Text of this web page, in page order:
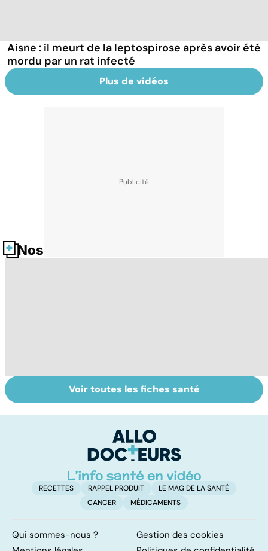
Aisne : il meurt de la leptospirose après avoir été
mordu par un rat infecté
Plus de vidéos
Nos fiches santé
Tout savoir sur
les infections
Inflammation des
amygdales : que
d'angine ?
Voir toutes les fiches santé
RECETTES RAPPEL PRODUIT
LE MAG DE LA SANTÉ
CANCER
MÉDICAMENTS
Qui sommes-nous ?
Gestion des cookies